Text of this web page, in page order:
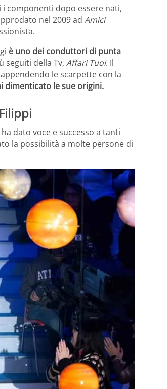
i componenti dopo essere nati,
nel 2009 ad Amici
è uno dei conduttori di punta
seguiti della Tv, Affari Tuoi. Il
le scarpette con la
dimenticato le sue origini.
dato voce e successo a tanti
la possibilità a molte persone di